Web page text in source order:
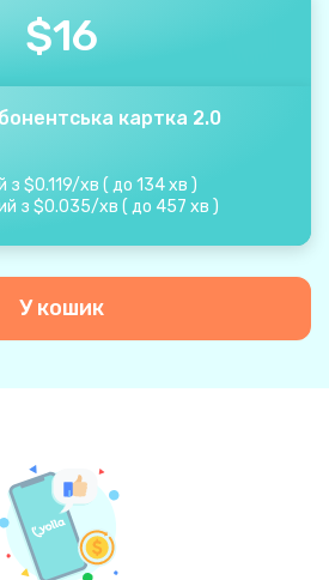
$16
картка 2.0
з $0.119/хв ( до 134 хв )
з $0.035/хв ( до 457 хв )
У кошик